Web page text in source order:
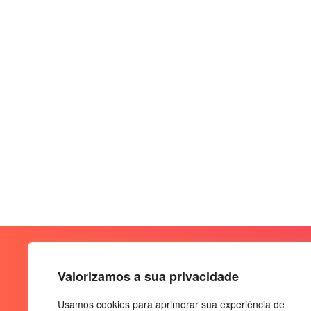
Valorizamos a sua privacidade
Usamos cookies para aprimorar sua experiência de